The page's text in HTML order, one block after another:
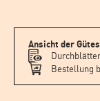
Ansicht der
Bestellung